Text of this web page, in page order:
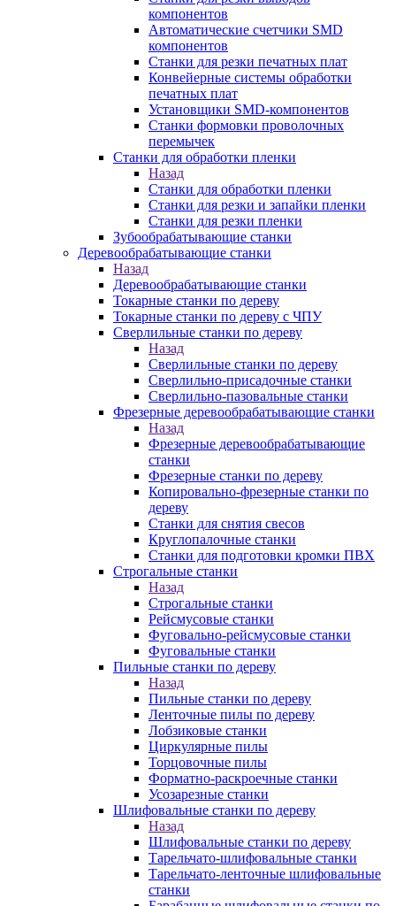
компонентов
Автоматические счетчики SMD
компонентов
Станки для резки печатных плат
Конвейерные системы обработки
печатных плат
Установщики SMD-компонентов
Станки формовки проволочных
перемычек
Станки для обработки пленки
Назад
Станки для обработки пленки
Станки для резки и запайки пленки
Станки для резки пленки
Зубообрабатывающие станки
Деревообрабатывающие станки
Назад
Деревообрабатывающие станки
Токарные станки по дереву
Токарные станки по дереву с ЧПУ
Сверлильные станки по дереву
Назад
Сверлильные станки по дереву
Сверлильно-присадочные станки
Сверлильно-пазовальные станки
Фрезерные деревообрабатывающие станки
Назад
Фрезерные деревообрабатывающие
станки
Фрезерные станки по дереву
Копировально-фрезерные станки по
дереву
Станки для снятия свесов
Круглопалочные станки
Станки для подготовки кромки ПВХ
Строгальные станки
Назад
Строгальные станки
Рейсмусовые станки
Фуговально-рейсмусовые станки
Фуговальные станки
Пильные станки по дереву
Назад
Пильные станки по дереву
Ленточные пилы по дереву
Лобзиковые станки
Циркулярные пилы
Торцовочные пилы
Форматно-раскроечные станки
Усозарезные станки
Шлифовальные станки по дереву
Назад
Шлифовальные станки по дереву
Тарельчато-шлифовальные станки
Тарельчато-ленточные шлифовальные
станки